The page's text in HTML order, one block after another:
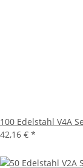
100 Edelstahl V4A
42,16 € *